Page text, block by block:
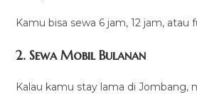
Kamu bisa sewa 6 jam, 12 jam, atau
2. Sewa Mobil Bulanan
Kalau kamu stay lama di Jombang,